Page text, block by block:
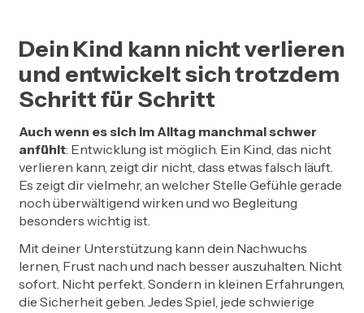
Dein Kind kann nicht verlieren
und entwickelt sich trotzdem
Schritt für Schritt
Auch wenn es sich im Alltag manchmal schwer
anfühlt: Entwicklung ist möglich. Ein Kind, das nicht
verlieren kann, zeigt dir nicht, dass etwas falsch läuft.
Es zeigt dir vielmehr, an welcher Stelle Gefühle gerade
noch überwältigend wirken und wo Begleitung
besonders wichtig ist.
Mit deiner Unterstützung kann dein Nachwuchs
lernen, Frust nach und nach besser auszuhalten. Nicht
sofort. Nicht perfekt. Sondern in kleinen Erfahrungen,
die Sicherheit geben. Jedes Spiel, jede schwierige